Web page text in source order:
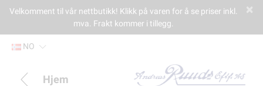
Velkomment til vår nettbutikk! Klikk på varen for å se priser inkl.
mva. Frakt kommer i tillegg.
NO
Hjem